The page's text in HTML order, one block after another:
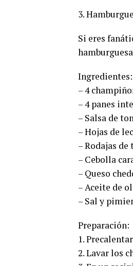
3.
Si eres
Ingredientes:
– 4
– 4 panes
– Salsa de
– Hojas de
– Rodajas de
– Cebolla
– Queso
– Aceite de
– Sal y
Preparación:
1.
2. Lavar los